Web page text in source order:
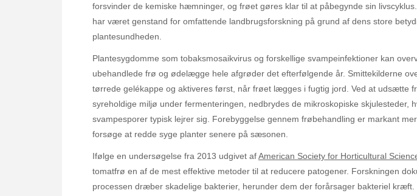
forsvinder de kemiske hæmninger, og frøet gøres klar til at påbegynde sin
har været genstand for omfattende landbrugsforskning på grund af dens store
plantesundheden.
Plantesygdomme som tobaksmosaikvirus og forskellige svampeinfektioner kan
ubehandlede frø og ødelægge hele afgrøder det efterfølgende år. Smittekilderne
tørrede gelékappe og aktiveres først, når frøet lægges i fugtig jord. Ved at udsætte
syreholdige miljø under fermenteringen, nedbrydes de mikroskopiske skjulesteder,
svampesporer typisk lejrer sig. Forebyggelse gennem frøbehandling er markant
forsøge at redde syge planter senere på sæsonen.
Ifølge en undersøgelse fra 2013 udgivet afAmerican Society for Horticultural
tomatfrø en af de mest effektive metoder til at reducere patogener. Forskningen
processen dræber skadelige bakterier, herunder dem der forårsager bakteriel kræft.